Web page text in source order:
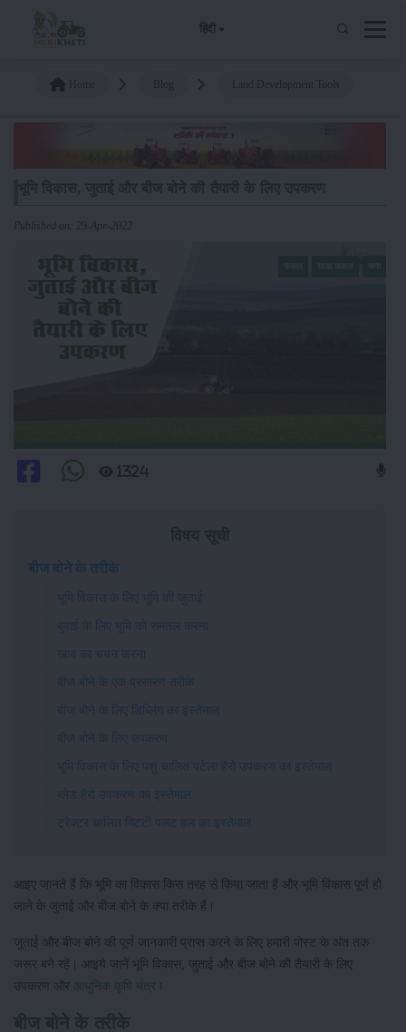
हिंदी
Published on: 29-Apr-2022
1324
बीज बोने के तरीके
भूमि विकास के लिए भूमि की जुताई
बुवाई के लिए भूमि को समतल करना
खाद का चयन करना
बीज बोने के एक प्रसारण तरीके
बीज बोने के लिए डिब्लिंग का इस्तेमाल
बीज बोने के लिए उपकरण
भूमि विकास के लिए पशु चालित पटेला हैरो उपकरण का इस्तेमाल
ब्लेड हैरो उपकरण का इस्तेमाल
ट्रैक्टर चालित मिटटी पलट हल का इस्तेमाल
आइए जानते हैं कि भूमि का विकास किस तरह से किया जाता हैं और भूमि विकास पूर्ण हो
जाने के जुताई और बीज बोने के क्या तरीके हैं।
जुताई और बीज बोने की पूर्ण जानकारी प्राप्त करने के लिए हमारी पोस्ट के अंत तक
जरूर बने रहें। आइये जानें भूमि विकास, जुताई और बीज बोने की तैयारी के लिए
उपकरण और
आधुनिक कृषि यंत्र